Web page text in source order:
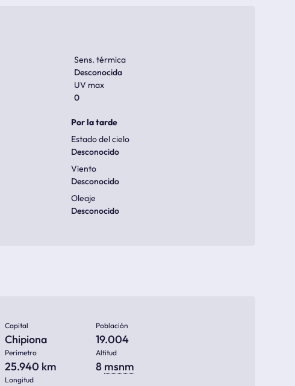
Sens. térmica
Desconocida
UV max
0
Por la tarde
Estado del cielo
Desconocido
Viento
Desconocido
Oleaje
Desconocido
Capital
Chipiona
Población
19.004
Perímetro
25.940 km
Altitud
8 msnm
Longitud